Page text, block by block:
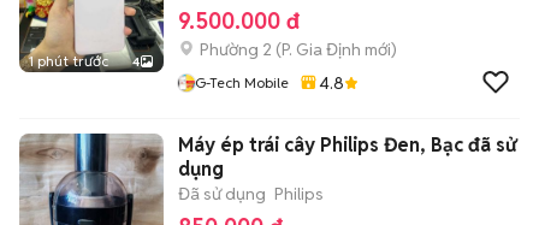
1 phút trước 4
9.500.000 đ
Phường 2 (P. Gia Định mới)
G-Tech Mobile 4.8
Máy ép trái cây Philips Đen, Bạc đã sử
dụng
Đã sử dụng Philips